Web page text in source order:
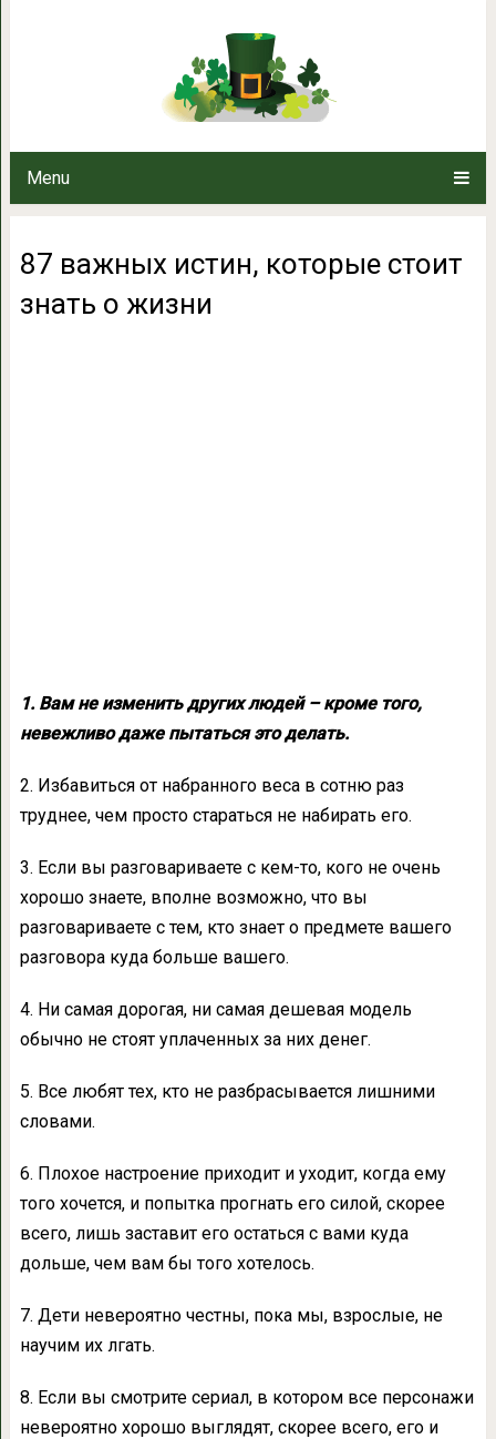
Menu
87 важных истин,
87 важных истин, которые стоит
знать о жизни
1. Вам не изменить других людей – кроме того,
невежливо даже пытаться это делать.
2. Избавиться от набранного веса в сотню раз
труднее, чем просто стараться не набирать его.
3. Если вы разговариваете с кем-то, кого не очень
хорошо знаете, вполне возможно, что вы
разговариваете с тем, кто знает о предмете вашего
разговора куда больше вашего.
4. Ни самая дорогая, ни самая дешевая модель
обычно не стоят уплаченных за них денег.
5. Все любят тех, кто не разбрасывается лишними
словами.
6. Плохое настроение приходит и уходит, когда ему
того хочется, и попытка прогнать его силой, скорее
всего, лишь заставит его остаться с вами куда
дольше, чем вам бы того хотелось.
7. Дети невероятно честны, пока мы, взрослые, не
научим их лгать.
8. Если вы смотрите сериал, в котором все персонажи
невероятно хорошо выглядят, скорее всего, его и